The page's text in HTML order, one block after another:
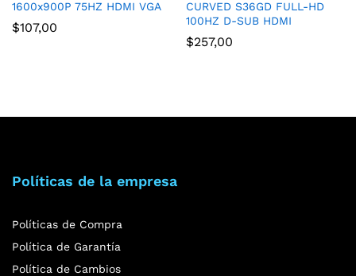
1600x900P 75HZ HDMI VGA
$107,00
CURVED S36GD FULL-HD
100HZ D-SUB HDMI
$257,00
Políticas de la empresa
Políticas de Compra
Política de Garantía
Política de Cambios